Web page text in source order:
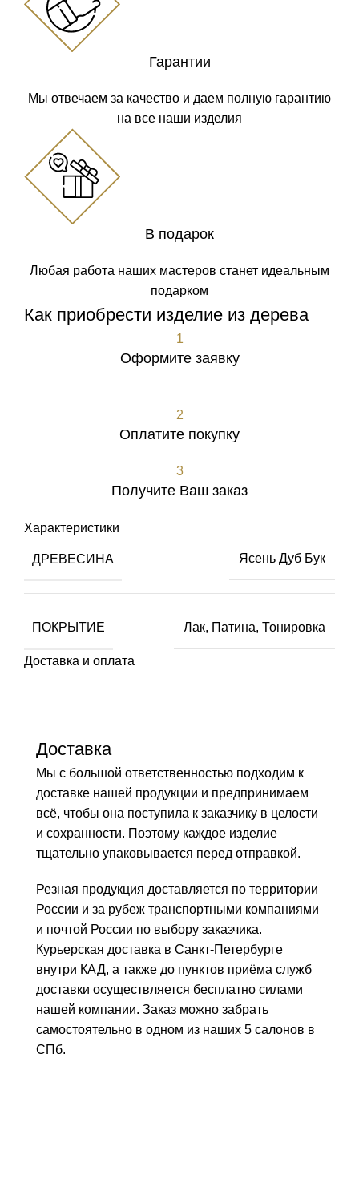
Гарантии
Мы отвечаем за качество и даем полную гарантию
на все наши изделия
В подарок
Любая работа наших мастеров станет идеальным
подарком
Как приобрести изделие из дерева
1
Оформите заявку
2
Оплатите покупку
3
Получите Ваш заказ
Характеристики
ДРЕВЕСИНА Ясень Дуб Бук
ПОКРЫТИЕ Лак, Патина, Тонировка
Доставка и оплата
Доставка
Мы с большой ответственностью подходим к
доставке нашей продукции и предпринимаем
всё, чтобы она поступила к заказчику в целости
и сохранности. Поэтому каждое изделие
тщательно упаковывается перед отправкой.
Резная продукция доставляется по территории
России и за рубеж транспортными компаниями
и почтой России по выбору заказчика.
Курьерская доставка в Санкт-Петербурге
внутри КАД, а также до пунктов приёма служб
доставки осуществляется бесплатно силами
нашей компании. Заказ можно забрать
самостоятельно в одном из наших 5 салонов в
СПб.